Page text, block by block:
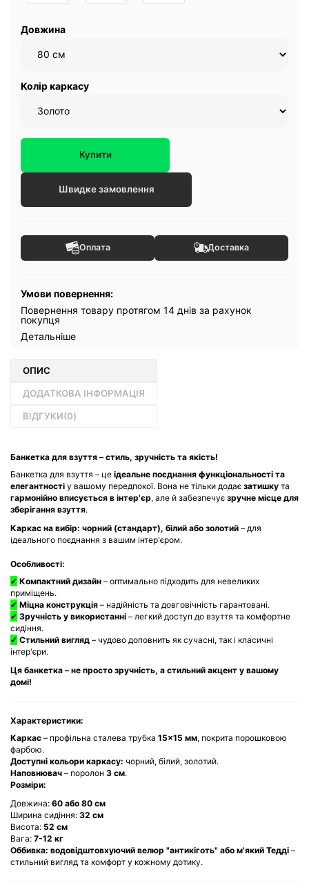
Довжина
Колір каркасу
Купити
Швидке замовлення
Оплата Доставка
Умови повернення:
Повернення товару протягом 14 днів за рахунок
покупця
Детальніше
ОПИС
ДОДАТКОВА ІНФОРМАЦІЯ
ВІДГУКИ(0)
Банкетка для взуття – стиль, зручність та якість!
Банкетка для взуття – це ідеальне поєднання функціональності та
елегантності у вашому передпокої. Вона не тільки додає затишку та
гармонійно вписується в інтер'єр, але й забезпечує зручне місце для
зберігання взуття.
Каркас на вибір: чорний (стандарт), білий або золотий – для
ідеального поєднання з вашим інтер'єром.
Особливості:
✔ Компактний дизайн – оптимально підходить для невеликих
приміщень.
✔ Міцна конструкція – надійність та довговічність гарантовані.
✔ Зручність у використанні – легкий доступ до взуття та комфортне
сидіння.
✔ Стильний вигляд – чудово доповнить як сучасні, так і класичні
інтер'єри.
Ця банкетка – не просто зручність, а стильний акцент у вашому
домі!
Характеристики:
Каркас – профільна сталева трубка 15×15 мм, покрита порошковою
фарбою.
Доступні кольори каркасу: чорний, білий, золотий.
Наповнювач – поролон 3 см.
Розміри:
Довжина: 60 або 80 см
Ширина сидіння: 32 см
Висота: 52 см
Вага: 7-12 кг
Оббивка: водовідштовхуючий велюр "антикіготь" або м'який Тедді –
стильний вигляд та комфорт у кожному дотику.